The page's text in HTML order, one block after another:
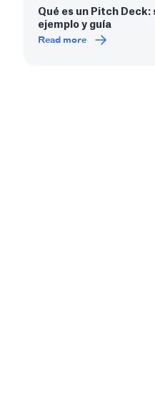
Qué es un Pitch
ejemplo y guía
Read more